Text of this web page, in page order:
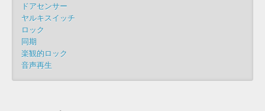
ドアセンサー
ヤルキスイッチ
ロック
同期
楽観的ロック
音声再生